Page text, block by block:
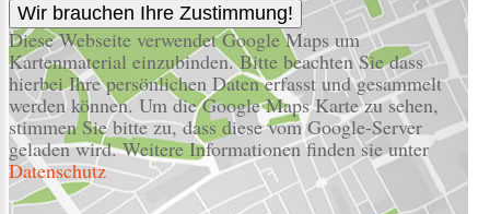
Wir brauchen Ihre Zustimmung!
Diese Webseite verwendet Google Maps um
Kartenmaterial einzubinden. Bitte beachten Sie dass
hierbei Ihre persönlichen Daten erfasst und gesammelt
werden können. Um die Google Maps Karte zu sehen,
stimmen Sie bitte zu, dass diese vom Google-Server
geladen wird. Weitere Informationen finden sie unter
Datenschutz